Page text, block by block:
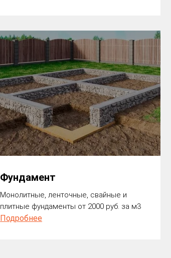
Фундамент
Монолитные, ленточные, свайные и
плитные фундаменты от 2000 руб. за м3
Подробнее